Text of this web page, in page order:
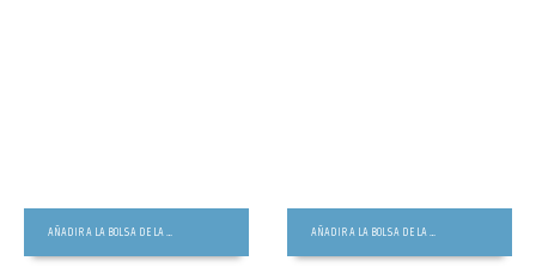
AÑADIR A LA BOLSA DE LA COMPRA AÑADIR A LA BOLSA DE LA COMPRA